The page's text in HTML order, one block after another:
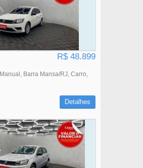
R$ 48.899
Manual Barra Mansa/RJ Carro
Detalhes